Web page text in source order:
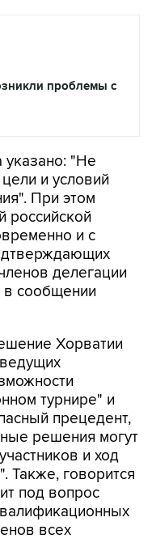
проблемы с
указано: "Не
и условий
При этом
российской
и с
делегации
сообщении
Хорватии
турнире" и
прецедент,
решения могут
и ход